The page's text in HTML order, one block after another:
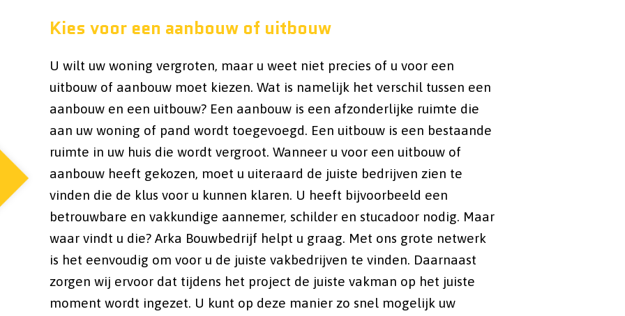
Kies voor een aanbouw of uitbouw
U wilt uw woning vergroten, maar u weet niet precies of u voor een
uitbouw of aanbouw moet kiezen. Wat is namelijk het verschil tussen een
aanbouw en een uitbouw? Een aanbouw is een afzonderlijke ruimte die
aan uw woning of pand wordt toegevoegd. Een uitbouw is een bestaande
ruimte in uw huis die wordt vergroot. Wanneer u voor een uitbouw of
aanbouw heeft gekozen, moet u uiteraard de juiste bedrijven zien te
vinden die de klus voor u kunnen klaren. U heeft bijvoorbeeld een
betrouwbare en vakkundige aannemer, schilder en stucadoor nodig. Maar
waar vindt u die? Arka Bouwbedrijf helpt u graag. Met ons grote netwerk
is het eenvoudig om voor u de juiste vakbedrijven te vinden. Daarnaast
zorgen wij ervoor dat tijdens het project de juiste vakman op het juiste
moment wordt ingezet. U kunt op deze manier zo snel mogelijk uw